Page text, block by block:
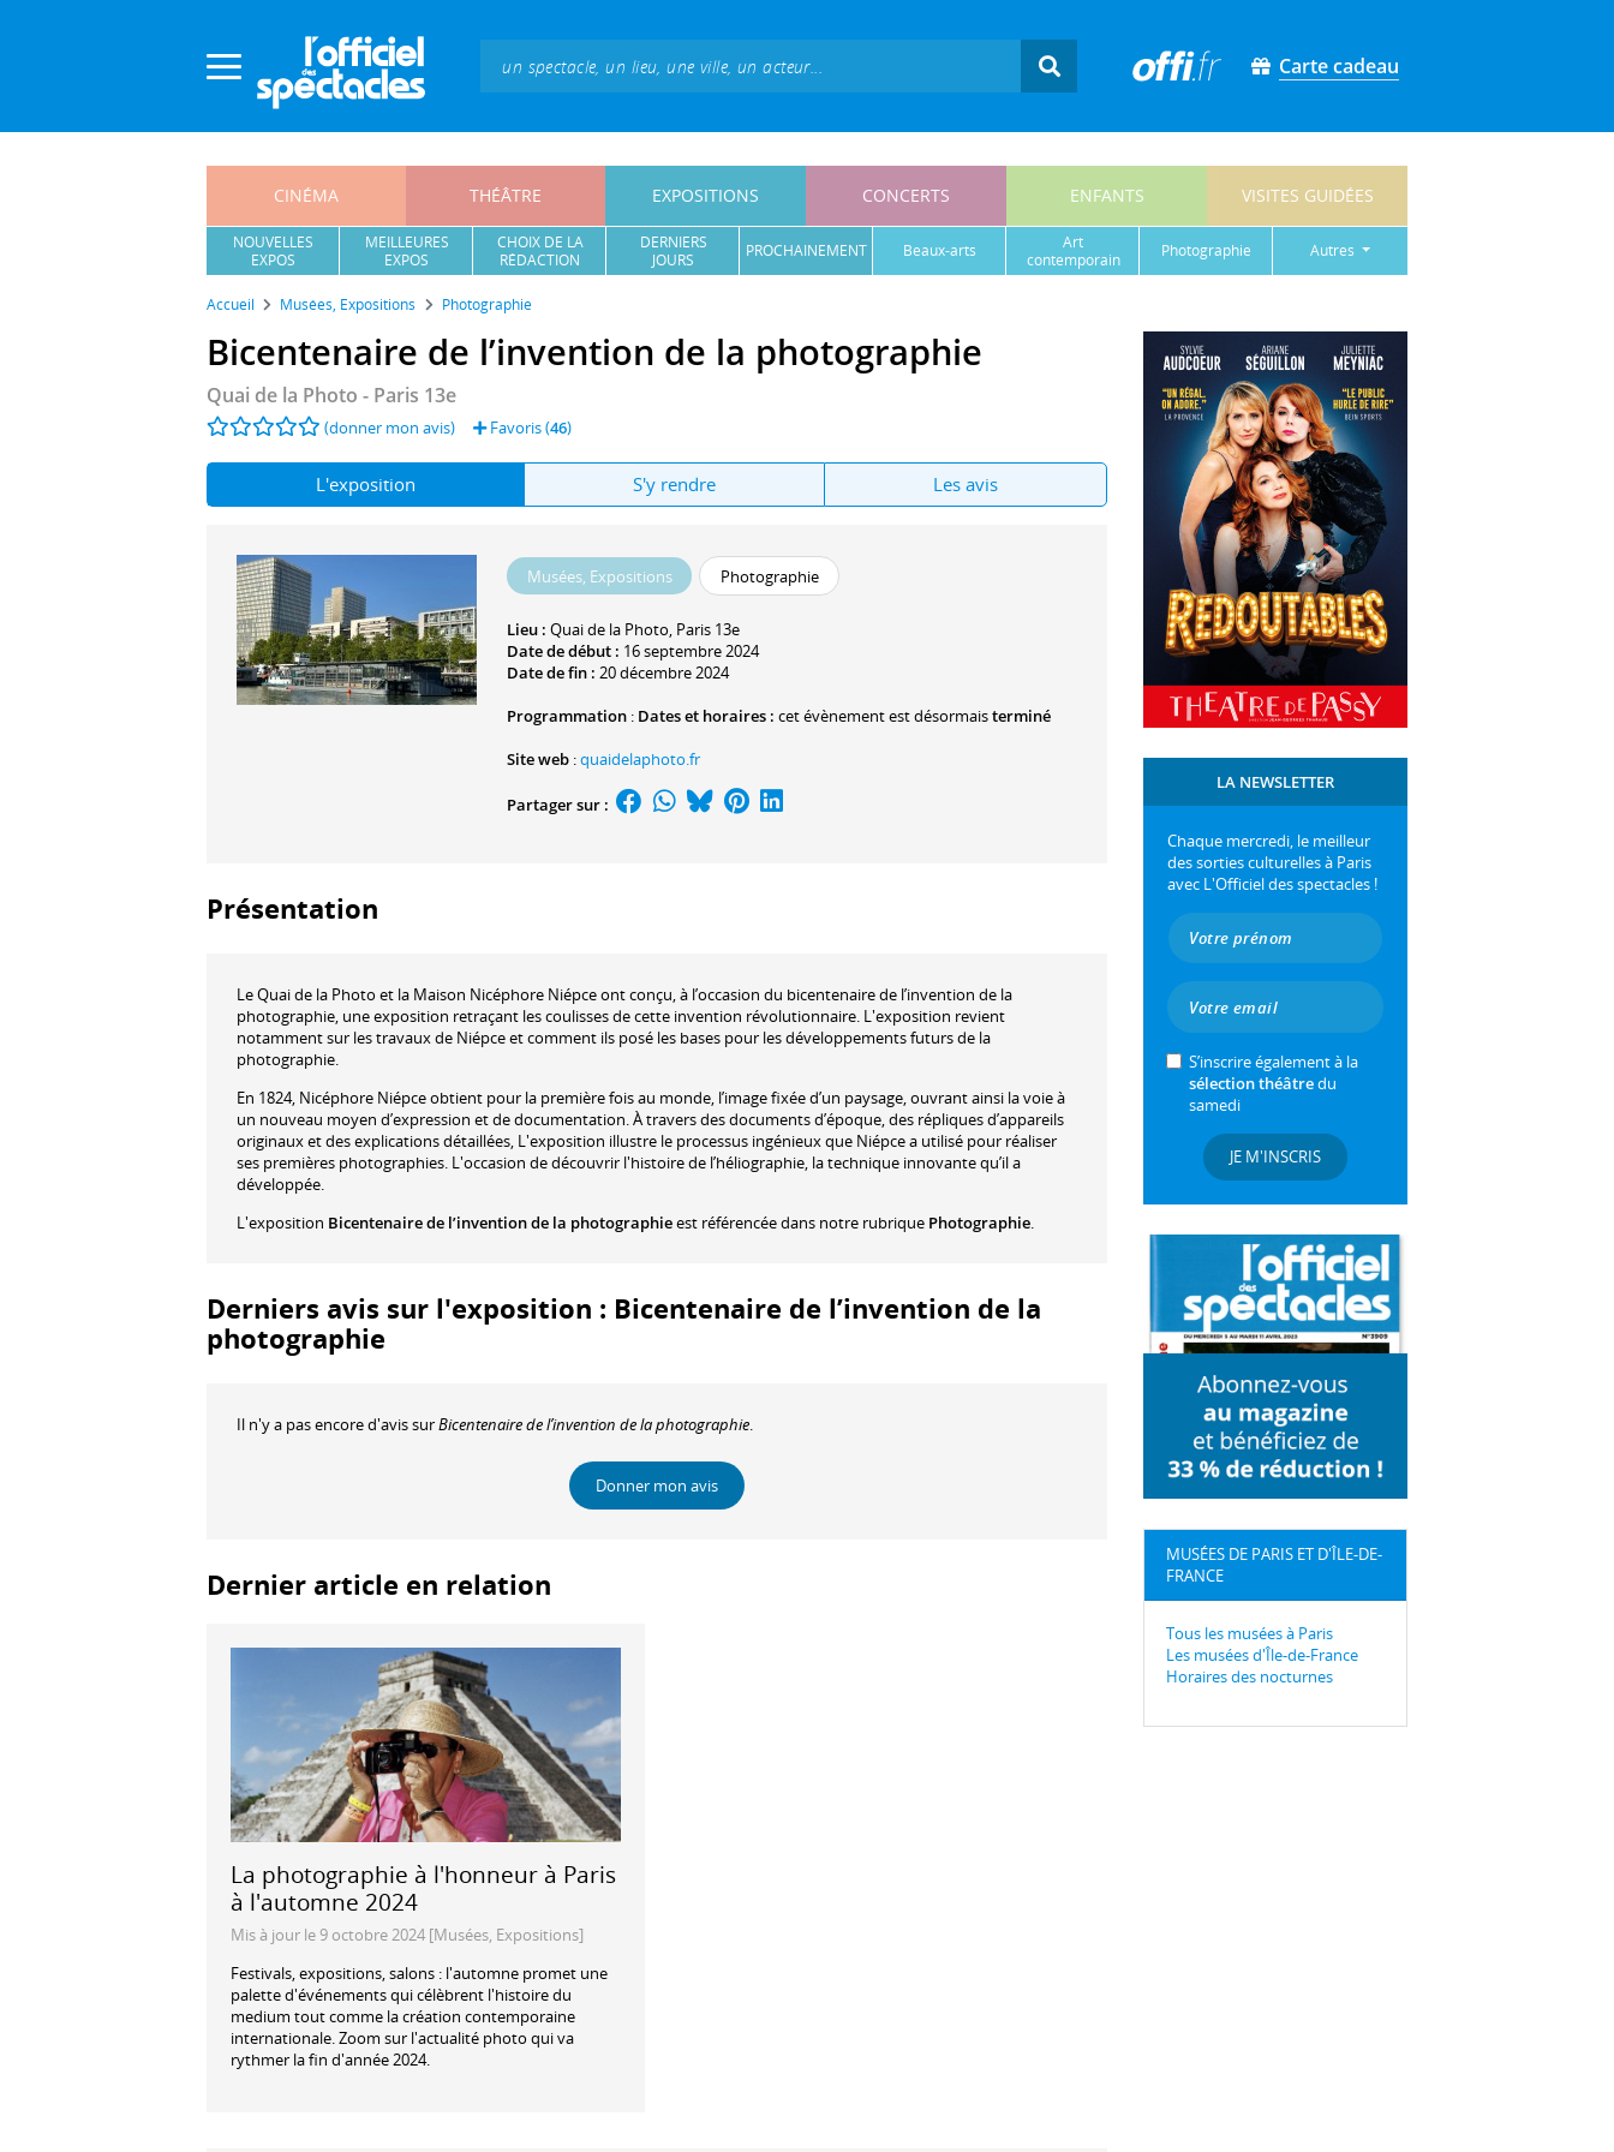
Carte cadeau
CINÉMA THÉÂTRE EXPOSITIONS CONCERTS ENFANTS VISITES GUIDÉES
NOUVELLES
EXPOS
MEILLEURES
EXPOS
CHOIX DE LA
RÉDACTION
DERNIERS
JOURS
PROCHAINEMENT beaux-arts
art
contemporain
photographie autres
Accueil Musées, Expositions Photographie
Bicentenaire de l’invention de la photographie
Quai de la Photo - Paris 13e
(donner mon avis) Favoris (46)
L'exposition S'y rendre Les avis
Musées, Expositions Photographie
Lieu : Quai de la Photo, Paris 13e
Date de début : 16 septembre 2024
Date de fin : 20 décembre 2024
Programmation : Dates et horaires : cet évènement est désormaisterminé
Site web :quaidelaphoto.fr
Partager sur :
Présentation
Le Quai de la Photo et la Maison Nicéphore Niépce ont conçu, à l’occasion du bicentenaire de l’invention de la
photographie, une exposition retraçant les coulisses de cette invention révolutionnaire. L'exposition revient
notamment sur les travaux de Niépce et comment ils posé les bases pour les développements futurs de la
photographie.
En 1824, Nicéphore Niépce obtient pour la première fois au monde, l’image fixée d’un paysage, ouvrant ainsi la voie à
un nouveau moyen d’expression et de documentation. À travers des documents d’époque, des répliques d’appareils
originaux et des explications détaillées, L'exposition illustre le processus ingénieux que Niépce a utilisé pour réaliser
ses premières photographies. L'occasion de découvrir l'histoire de l’héliographie, la technique innovante qu’il a
développée.
L'exposition Bicentenaire de l’invention de la photographieest référencée dans notre rubrique Photographie.
Derniers avis sur l'exposition : Bicentenaire de l’invention de la
photographie
Il n'y a pas encore d'avis surBicentenaire de l’invention de la photographie.
Donner mon avis
Dernier article en relation
La photographie à l'honneur à Paris
à l'automne 2024
Mis à jour le 9 octobre 2024 [Musées, Expositions]
Festivals, expositions, salons : l'automne promet une
palette d'événements qui célèbrent l'histoire du
medium tout comme la création contemporaine
internationale. Zoom sur l'actualité photo qui va
rythmer la fin d'année 2024.
LA NEWSLETTER
Chaque mercredi, le meilleur
des sorties culturelles à Paris
avec L'Officiel des spectacles !
S’inscrire également à la
sélection théâtredu
samedi
JE M'INSCRIS
MUSÉES DE PARIS ET D'ÎLE-DE-
FRANCE
Tous les musées à Paris
Les musées d'Île-de-France
Horaires des nocturnes